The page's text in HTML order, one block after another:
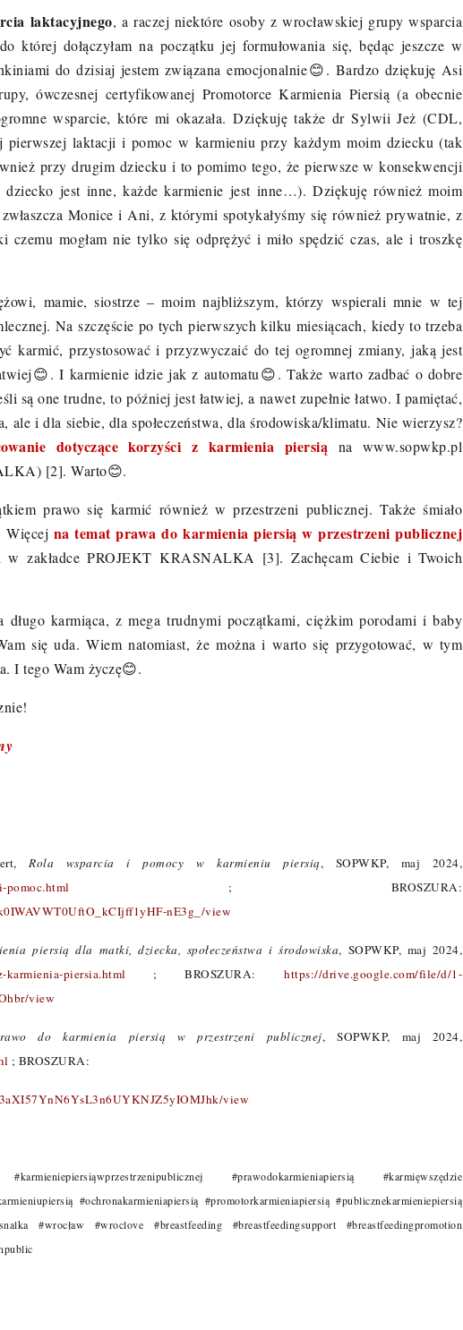
laktacyjnego, a raczej niektóre osoby z wrocławskiej grupy wsparcia
której dołączyłam na początku jej formułowania się, będąc jeszcze w
do dzisiaj jestem związana emocjonalnie😊. Bardzo dziękuję Asi
ówczesnej certyfikowanej Promotorce Karmienia Piersią (a obecnie
wsparcie, które mi okazała. Dziękuję także dr Sylwii Jeż (CDL,
laktacji i pomoc w karmieniu przy każdym moim dziecku (tak
przy drugim dziecku i to pomimo tego, że pierwsze w konsekwencji
dziecko jest inne, każde karmienie jest inne…). Dziękuję również moim
Monice i Ani, z którymi spotykałyśmy się również prywatnie, z
mogłam nie tylko się odprężyć i miło spędzić czas, ale i troszkę
mamie, siostrze – moim najbliższym, którzy wspierali mnie w tej
Na szczęście po tych pierwszych kilku miesiącach, kiedy to trzeba
karmić, przystosować i przyzwyczaić do tej ogromnej zmiany, jaką jest
😊. I karmienie idzie jak z automatu😊. Także warto zadbać o dobre
są one trudne, to później jest łatwiej, a nawet zupełnie łatwo. I pamiętać,
ale i dla siebie, dla społeczeństwa, dla środowiska/klimatu. Nie wierzysz?
dotyczące korzyści z karmienia piersią na www.sopwkp.pl
[2]. Warto😊.
prawo się karmić również w przestrzeni publicznej. Także śmiało
Więcej na temat prawa do karmienia piersią w przestrzeni publicznej
w zakładce PROJEKT KRASNALKA [3]. Zachęcam Ciebie i Twoich
karmiąca, z mega trudnymi początkami, ciężkim porodami i baby
się uda. Wiem natomiast, że można i warto się przygotować, w tym
I tego Wam życzę😊.
Rola wsparcia i pomocy w karmieniu piersią, SOPWKP, maj 2024,
pomoc.html
; BROSZURA:
nE3g_/view
piersią dla matki, dziecka, społeczeństwa i środowiska, SOPWKP, maj 2024,
piersia.html
; BROSZURA:
https://drive.google.com/file/d/1-
view
do karmienia piersią w przestrzeni publicznej, SOPWKP, maj 2024,
; BROSZURA:
view
#karmieniepiersiąwprzestrzenipublicznej #prawodokarmieniapiersią #karmięwszędzie
#ochronakarmieniapiersią #promotorkarmieniapiersią #publicznekarmieniepiersią
#wrocław #wroclove #breastfeeding #breastfeedingsupport #breastfeedingpromotion